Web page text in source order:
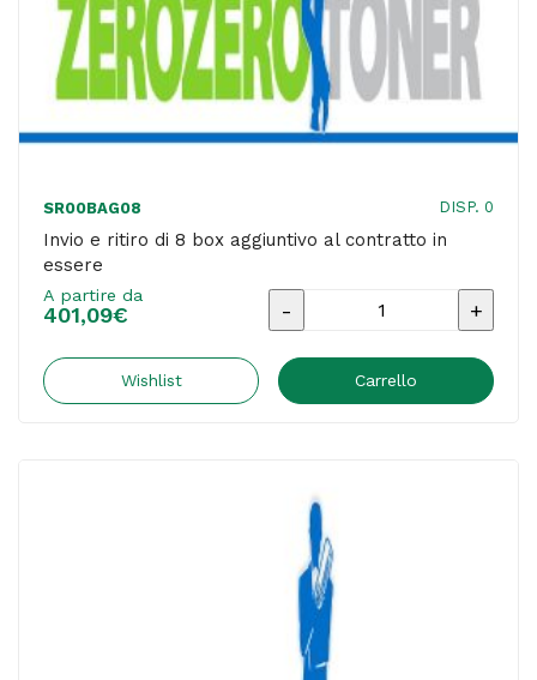
SR00BAG08 DISP. 0
Invio e ritiro di 8 box aggiuntivo al contratto in
essere
A partire da
401,09€
Invio
ritiro
aggiuntivo
contratto
essere
Wishlist Carrello